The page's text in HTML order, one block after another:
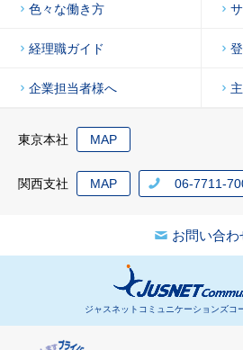
色々な働き方
経理職ガイド
企業担当者様へ
東京本社 MAP
関西支社 MAP 06-7711-
お問い合わ
ジャスネットコミュニケーションズコ